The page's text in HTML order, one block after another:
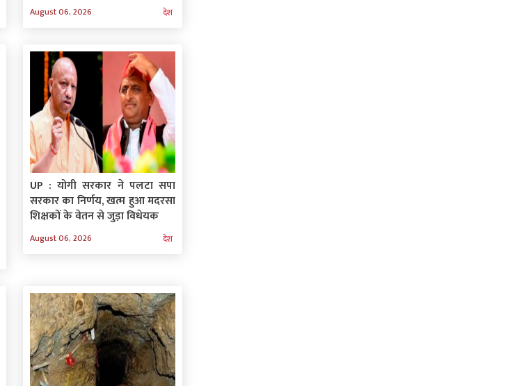
August 06, 2026 देश
UP : योगी सरकार ने पलटा सपा
सरकार का निर्णय, खत्म हुआ मदरसा
शिक्षकों के वेतन से जुड़ा विधेयक
August 06, 2026 देश